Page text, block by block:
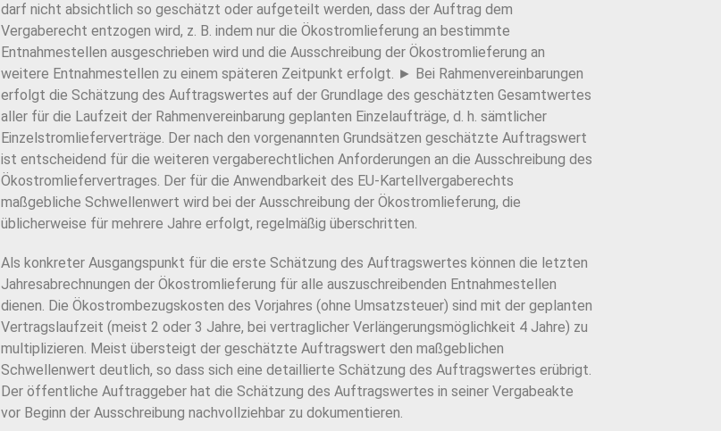
darf nicht absichtlich so geschätzt oder aufgeteilt werden, dass der Auftrag dem
Vergaberecht entzogen wird, z. B. indem nur die Ökostromlieferung an bestimmte
Entnahmestellen ausgeschrieben wird und die Ausschreibung der Ökostromlieferung an
weitere Entnahmestellen zu einem späteren Zeitpunkt erfolgt. ► Bei Rahmenvereinbarungen
erfolgt die Schätzung des Auftragswertes auf der Grundlage des geschätzten Gesamtwertes
aller für die Laufzeit der Rahmenvereinbarung geplanten Einzelaufträge, d. h. sämtlicher
Einzelstromlieferverträge. Der nach den vorgenannten Grundsätzen geschätzte Auftragswert
ist entscheidend für die weiteren vergaberechtlichen Anforderungen an die Ausschreibung des
Ökostromliefervertrages. Der für die Anwendbarkeit des EU-Kartellvergaberechts
maßgebliche Schwellenwert wird bei der Ausschreibung der Ökostromlieferung, die
üblicherweise für mehrere Jahre erfolgt, regelmäßig überschritten.
Als konkreter Ausgangspunkt für die erste Schätzung des Auftragswertes können die letzten
Jahresabrechnungen der Ökostromlieferung für alle auszuschreibenden Entnahmestellen
dienen. Die Ökostrombezugskosten des Vorjahres (ohne Umsatzsteuer) sind mit der geplanten
Vertragslaufzeit (meist 2 oder 3 Jahre, bei vertraglicher Verlängerungsmöglichkeit 4 Jahre) zu
multiplizieren. Meist übersteigt der geschätzte Auftragswert den maßgeblichen
Schwellenwert deutlich, so dass sich eine detaillierte Schätzung des Auftragswertes erübrigt.
Der öffentliche Auftraggeber hat die Schätzung des Auftragswertes in seiner Vergabeakte
vor Beginn der Ausschreibung nachvollziehbar zu dokumentieren.